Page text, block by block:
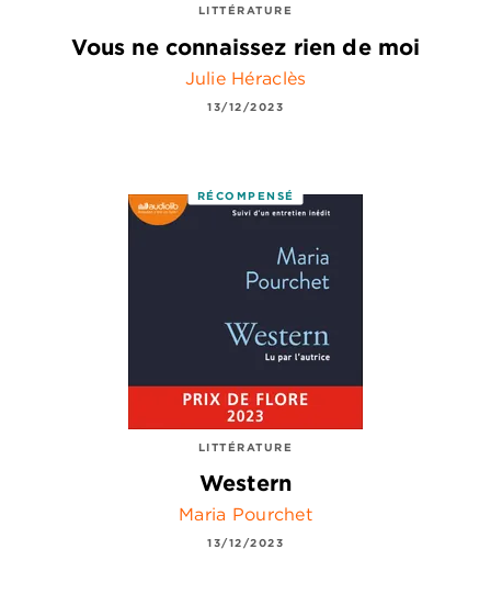
LITTÉRATURE
Vous ne connaissez rien de moi
Julie Héraclès
13/12/2023
RÉCOMPENSÉ
LITTÉRATURE
Western
Maria Pourchet
13/12/2023